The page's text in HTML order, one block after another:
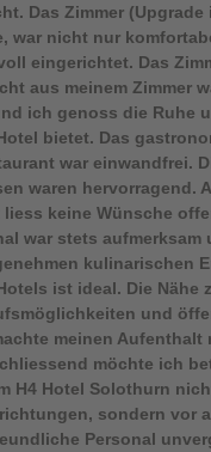
Das Zimmer (Upgrade
war nicht nur
eingerichtet. Das
aus meinem Zimmer
ich genoss die Ruhe
bietet. Das
war einwandfrei.
waren hervorragend.
keine Wünsche
war stets aufmerksam
kulinarischen
ist ideal. Die Nähe
und
meinen Aufenthalt
möchte ich
H4 Hotel Solothurn
sondern vor
Personal